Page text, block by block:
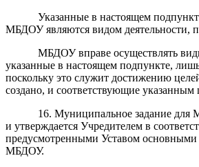
Указанные в настоящем
МБДОУ являются видом деятельности,
МБДОУ вправе осуществлять
указанные в настоящем подпункте,
поскольку это служит достижению
создано, и соответствующие указанным
16. Муниципальное задание
и утверждается Учредителем в
предусмотренными Уставом основными
МБДОУ.